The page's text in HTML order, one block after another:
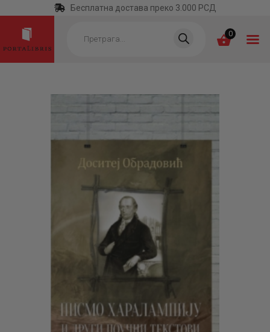
Бесплатна достава преко 3.000 РСД
search 0
ПОЧЕТНА
КАТЕГОРИЈЕ
НАЈПРОДАВАНИЈЕ
НОВЕ КЊИГЕ
ОТРГНУТО ОД
АКТУЕЛНОСТИ
ЦЕНОВНИК